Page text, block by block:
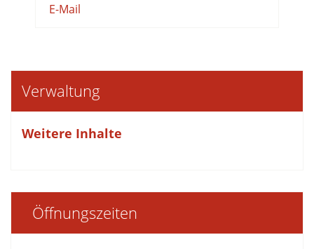
E-Mail
Verwaltung
Weitere Inhalte
Öffnungszeiten